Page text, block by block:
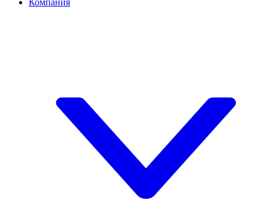
Компания